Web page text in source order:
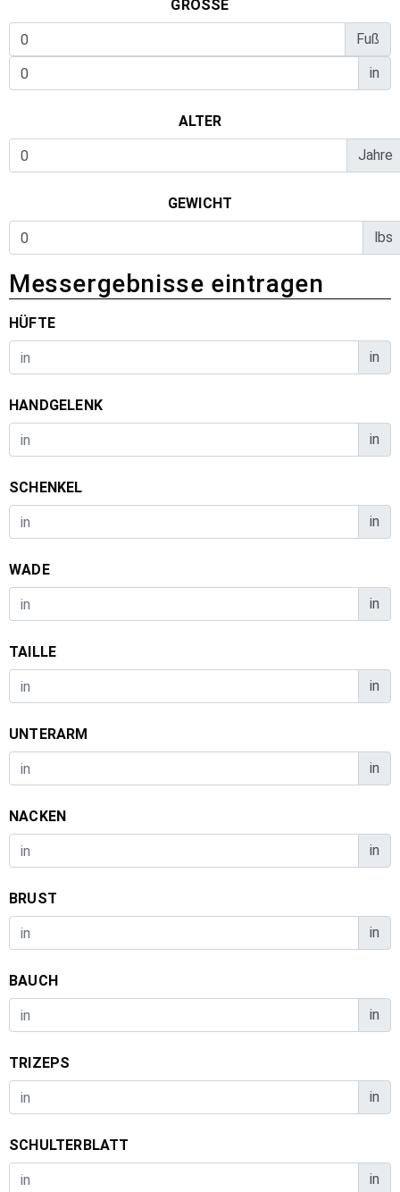
GRÖSSE
Fuß
in
ALTER
Jahre
GEWICHT
lbs
Messergebnisse eintragen
HÜFTE
in
HANDGELENK
in
SCHENKEL
in
WADE
in
TAILLE
in
UNTERARM
in
NACKEN
in
BRUST
in
BAUCH
in
TRIZEPS
in
SCHULTERBLATT
in